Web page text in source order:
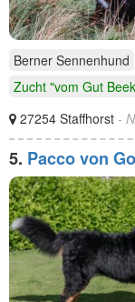
Berner Sennenhund
Zucht "vom Gut
27254 Staffhorst -
5. Pacco von